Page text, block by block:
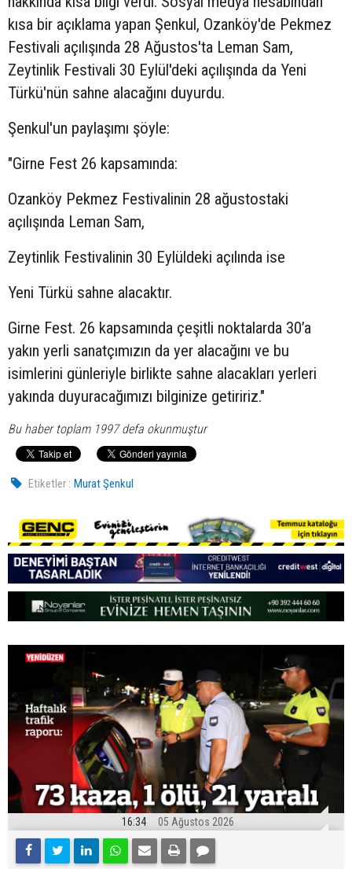
kısa bir açıklama yapan Şenkul, Ozanköy'de Pekmez
Festivali açılışında 28 Ağustos'ta Leman Sam,
Zeytinlik Festivali 30 Eylül'deki açılışında da Yeni
Türkü'nün sahne alacağını duyurdu.
Şenkul'un paylaşımı şöyle:
"Girne Fest 26 kapsamında:
Ozanköy Pekmez Festivalinin 28 ağustostaki
açılışında Leman Sam,
Zeytinlik Festivalinin 30 Eylüldeki açılında ise
Yeni Türkü sahne alacaktır.
Girne Fest. 26 kapsamında çeşitli noktalarda 30’a
yakın yerli sanatçımızın da yer alacağını ve bu
isimlerini günleriyle birlikte sahne alacakları yerleri
yakında duyuracağımızı bilginize getiririz."
Bu haber toplam 1997 defa okunmuştur
Etiketler : Murat Şenkul
16:34 05 Ağustos 2026